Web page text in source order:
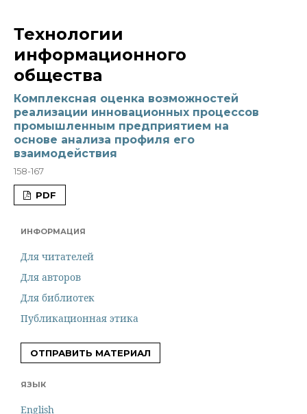
Технологии
информационного
общества
Комплексная оценка возможностей
реализации инновационных процессов
промышленным предприятием на
основе анализа профиля его
взаимодействия
158-167
PDF
ИНФОРМАЦИЯ
Для читателей
Для авторов
Для библиотек
Публикационная этика
ОТПРАВИТЬ МАТЕРИАЛ
ЯЗЫК
English